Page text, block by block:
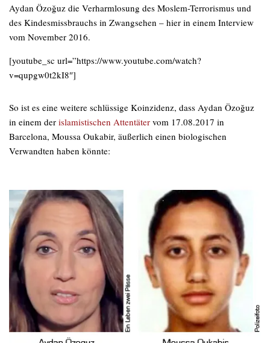
Aydan Özoğuz die Verharmlosung des Moslem-Terrorismus und
des Kindesmissbrauchs in Zwangsehen – hier in einem Interview
vom November 2016.
[youtube_sc url=”https://www.youtube.com/watch?
v=qupgw0t2kI8″]
So ist es eine weitere schlüssige Koinzidenz, dass Aydan Özoğuz
in einem der islamistischen Attentäter vom 17.08.2017 in
Barcelona, Moussa Oukabir, äußerlich einen biologischen
Verwandten haben könnte: